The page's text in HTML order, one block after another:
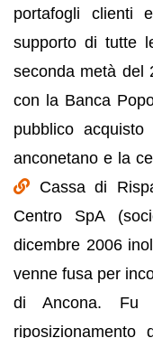
portafogli clienti
supporto di tutte
seconda metà del
con la Banca
pubblico
anconetano e la
Cassa di
Centro SpA
dicembre 2006
venne fusa per
di Ancona. Fu